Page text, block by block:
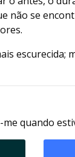
não se
escurecida;
quando